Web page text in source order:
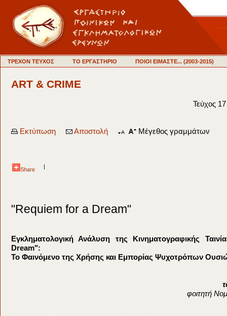
ΤΡΕΧΟΝ ΤΕΥΧΟΣ ΤΟ ΕΡΓΑΣΤΗΡΙΟ ΠΟΙΟΙ ΕΙΜΑΣΤΕ... (2003-2015)
ART & CRIME
Τεύχος
Εκτύπωση Αποστολή Μέγεθος γραμμάτων
Share |
"Requiem for a Dream"
Εγκληματολογική Ανάλυση της Κινηματογραφικής
Dream":
Το Φαινόμενο της Χρήσης και Εμπορίας Ψυχοτρόπων
φοιτητή